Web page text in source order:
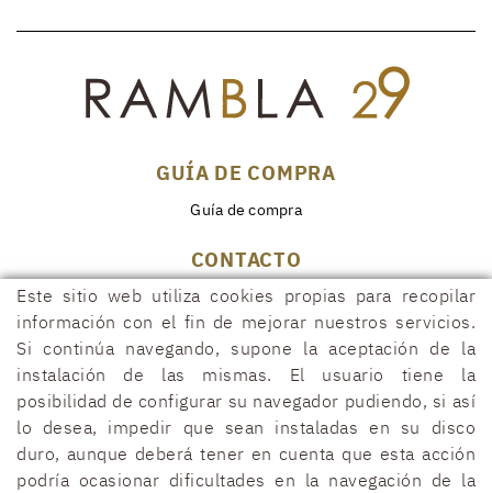
GUÍA DE COMPRA
Guía de compra
CONTACTO
Rambla, 29
17600 FIGUERES (Girona)
972 50 00 07
690 91 26 40
rambla29@rambla29.com
Este sitio web utiliza cookies propias para recopilar
información con el fin de mejorar nuestros servicios.
Si continúa navegando, supone la aceptación de la
instalación de las mismas. El usuario tiene la
posibilidad de configurar su navegador pudiendo, si así
lo desea, impedir que sean instaladas en su disco
duro, aunque deberá tener en cuenta que esta acción
podría ocasionar dificultades en la navegación de la